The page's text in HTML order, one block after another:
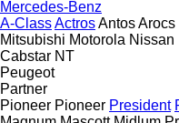
Mercedes-Benz
A-ClassActrosAntosArocs
Mitsubishi Motorola Nissan
Cabstar NT
Peugeot
Partner
Pioneer Pioneer President